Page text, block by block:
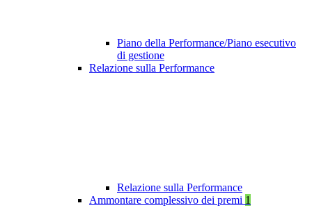
Piano della Performance/Piano esecutivo
di gestione
Relazione sulla Performance
Relazione sulla Performance
Ammontare complessivo dei premi 1